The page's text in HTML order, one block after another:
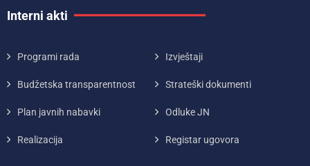
Interni akti
Programi rada Izvještaji
Budžetska transparentnost Strateški dokumenti
Plan javnih nabavki Odluke JN
Realizacija Registar ugovora